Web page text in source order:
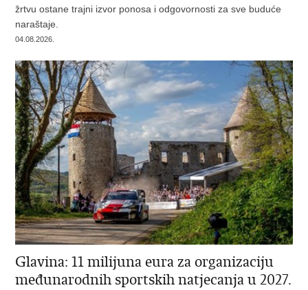
žrtvu ostane trajni izvor ponosa i odgovornosti za sve buduće
naraštaje.
04.08.2026.
Glavina: 11 milijuna eura za organizaciju
međunarodnih sportskih natjecanja u 2027.